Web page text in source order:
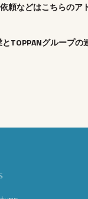
頼などはこちらの
TOPPANグループの